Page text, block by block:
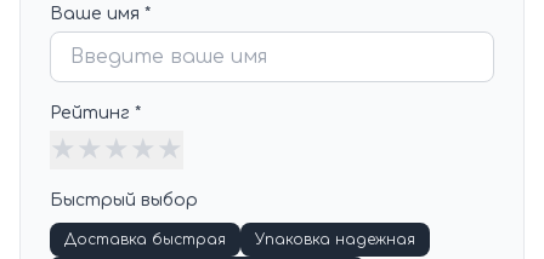
Ваше имя *
Рейтинг *
★ ★ ★ ★ ★
Быстрый выбор
Доставка быстрая
Упаковка надежная